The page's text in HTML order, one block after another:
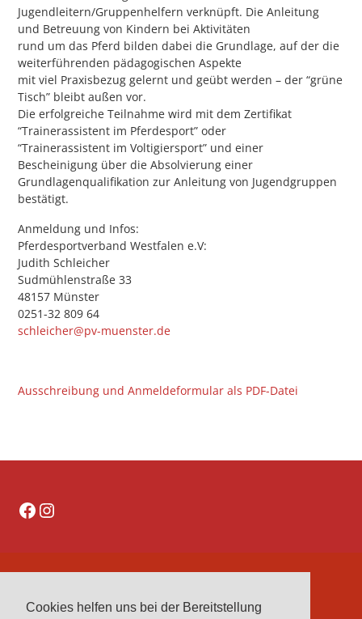
Cookies helfen uns bei der Bereitstellung
Jugendleitern/Gruppenhelfern verknüpft. Die Anleitung
und Betreuung von Kindern bei Aktivitäten
rund um das Pferd bilden dabei die Grundlage, auf der die
weiterführenden pädagogischen Aspekte
mit viel Praxisbezug gelernt und geübt werden – der “grüne
Tisch” bleibt außen vor.
Die erfolgreiche Teilnahme wird mit dem Zertifikat
“Trainerassistent im Pferdesport” oder
“Trainerassistent im Voltigiersport” und einer
Bescheinigung über die Absolvierung einer
Grundlagenqualifikation zur Anleitung von Jugendgruppen
bestätigt.
Anmeldung und Infos:
Pferdesportverband Westfalen e.V:
Judith Schleicher
Sudmühlenstraße 33
48157 Münster
0251-32 809 64
schleicher@pv-muenster.de
Ausschreibung und Anmeldeformular als PDF-Datei
Facebook
Instagram
IMPRESSUM